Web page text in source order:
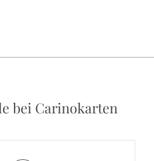
bei Carinokarten